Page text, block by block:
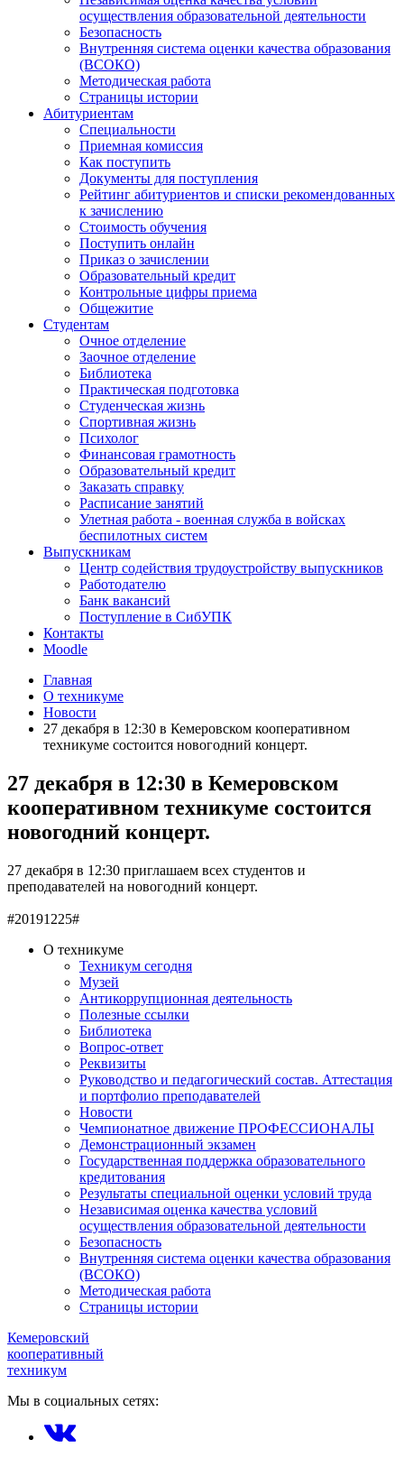
осуществления образовательной деятельности
Безопасность
Внутренняя система оценки качества образования
(ВСОКО)
Методическая работа
Страницы истории
Абитуриентам
Специальности
Приемная комиссия
Как поступить
Документы для поступления
Рейтинг абитуриентов и списки рекомендованных
к зачислению
Стоимость обучения
Поступить онлайн
Приказ о зачислении
Образовательный кредит
Контрольные цифры приема
Общежитие
Студентам
Очное отделение
Заочное отделение
Библиотека
Практическая подготовка
Студенческая жизнь
Спортивная жизнь
Психолог
Финансовая грамотность
Образовательный кредит
Заказать справку
Расписание занятий
Улетная работа - военная служба в войсках
беспилотных систем
Выпускникам
Центр содействия трудоустройству выпускников
Работодателю
Банк вакансий
Поступление в СибУПК
Контакты
Moodle
Главная
О техникуме
Новости
27 декабря в 12:30 в Кемеровском кооперативном
техникуме состоится новогодний концерт.
27 декабря в 12:30 в Кемеровском
кооперативном техникуме состоится
новогодний концерт.
27 декабря в 12:30 приглашаем всех студентов и
преподавателей на новогодний концерт.
#20191225#
О техникуме
Техникум сегодня
Музей
Антикоррупционная деятельность
Полезные ссылки
Библиотека
Вопрос-ответ
Реквизиты
Руководство и педагогический состав. Аттестация
и портфолио преподавателей
Новости
Чемпионатное движение ПРОФЕССИОНАЛЫ
Демонстрационный экзамен
Государственная поддержка образовательного
кредитования
Результаты специальной оценки условий труда
Независимая оценка качества условий
осуществления образовательной деятельности
Безопасность
Внутренняя система оценки качества образования
(ВСОКО)
Методическая работа
Страницы истории
Кемеровский
кооперативный
техникум
Мы в социальных сетях: